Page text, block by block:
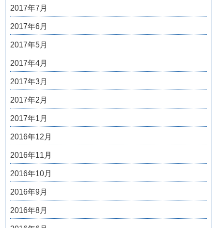
2017年7月
2017年6月
2017年5月
2017年4月
2017年3月
2017年2月
2017年1月
2016年12月
2016年11月
2016年10月
2016年9月
2016年8月